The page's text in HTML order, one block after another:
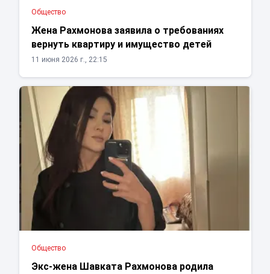
Общество
Жена Рахмонова заявила о требованиях
вернуть квартиру и имущество детей
11 июня 2026 г., 22:15
Общество
Экс-жена Шавката Рахмонова родила